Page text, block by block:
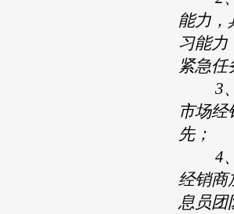
能力，
习能力
紧急任
3、
市场经
先；
4、
经销商
息员团